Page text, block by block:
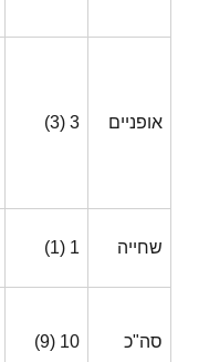
אופניים 3 (3)
שחייה 1 (1)
סה"כ 10 (9)